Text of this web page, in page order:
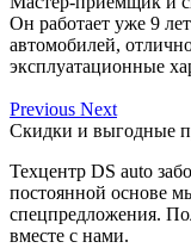
Он работает уже 9
автомобилей,
эксплуатационные
Previous Next
Скидки и выгодные
Техцентр DS auto
постоянной основе
спецпредложения.
вместе с нами.